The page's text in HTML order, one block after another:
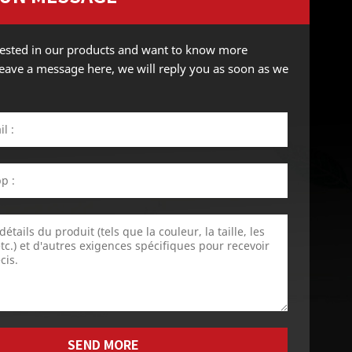
in our products and want to know more
a message here, we will reply you as soon as we
SEND MORE